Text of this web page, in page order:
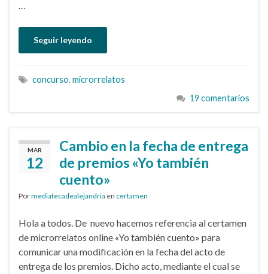
…
Seguir leyendo
concurso, microrrelatos
19 comentarios
MAR
12
Cambio en la fecha de entrega
de premios «Yo también
cuento»
Pormediatecadealejandria en certamen
Hola a todos. De nuevo hacemos referencia al certamen
de microrrelatos online «Yo también cuento» para
comunicar una modificación en la fecha del acto de
entrega de los premios. Dicho acto, mediante el cual se